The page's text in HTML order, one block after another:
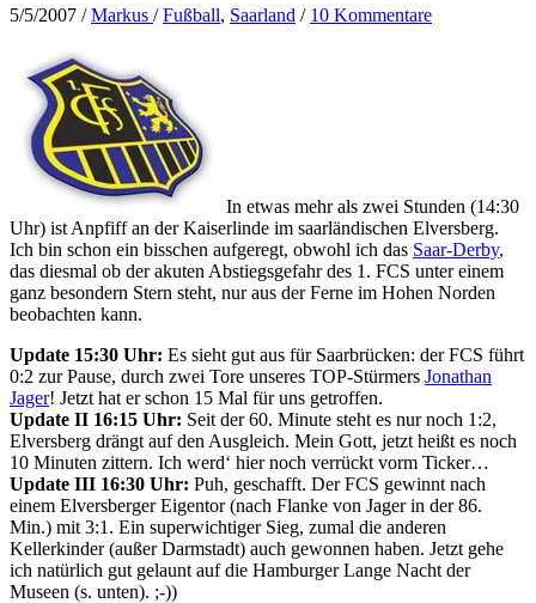
5/5/2007 /Markus /Fußball, Saarland / 10 Kommentare
In etwas mehr als zwei Stunden (14:30
Uhr) ist Anpfiff an der Kaiserlinde im saarländischen Elversberg.
Ich bin schon ein bisschen aufgeregt, obwohl ich das Saar-Derby,
das diesmal ob der akuten Abstiegsgefahr des 1. FCS unter einem
ganz besondern Stern steht, nur aus der Ferne im Hohen Norden
beobachten kann.
Update 15:30 Uhr: Es sieht gut aus für Saarbrücken: der FCS führt
0:2 zur Pause, durch zwei Tore unseres TOP-Stürmers Jonathan
Jager! Jetzt hat er schon 15 Mal für uns getroffen.
Update II 16:15 Uhr: Seit der 60. Minute steht es nur noch 1:2,
Elversberg drängt auf den Ausgleich. Mein Gott, jetzt heißt es noch
10 Minuten zittern. Ich werd‘ hier noch verrückt vorm Ticker…
Update III 16:30 Uhr: Puh, geschafft. Der FCS gewinnt nach
einem Elversberger Eigentor (nach Flanke von Jager in der 86.
Min.) mit 3:1. Ein superwichtiger Sieg, zumal die anderen
Kellerkinder (außer Darmstadt) auch gewonnen haben. Jetzt gehe
ich natürlich gut gelaunt auf die Hamburger Lange Nacht der
Museen (s. unten). ;-))